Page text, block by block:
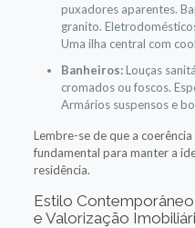
puxadores aparentes.
granito.
Uma ilha central com
Banheiros:Louças
cromados ou foscos.
Armários suspensos e
Lembre-se de que a
fundamental para manter a
residência.
Estilo
e Valorização